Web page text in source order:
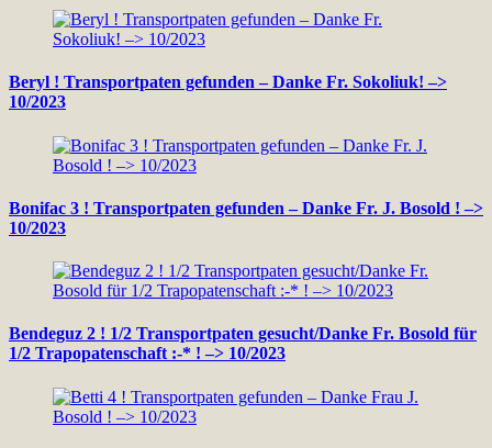
Beryl ! Transportpaten gefunden – Danke Fr. Sokoliuk! –>
10/2023
Bonifac 3 ! Transportpaten gefunden – Danke Fr. J. Bosold ! –>
10/2023
Bendeguz 2 ! 1/2 Transportpaten gesucht/Danke Fr. Bosold für
1/2 Trapopatenschaft :-* ! –> 10/2023